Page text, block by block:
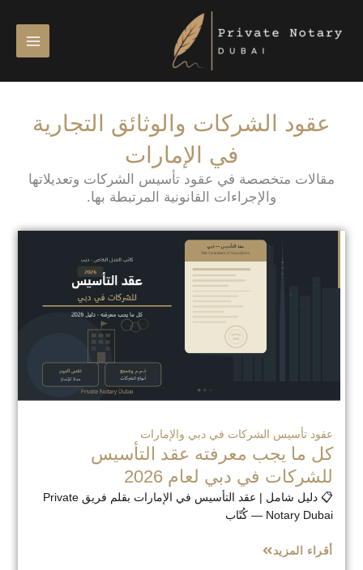
المحتوى
عقود الشركات والوثائق التجارية
في الإمارات
مقالات متخصصة في عقود تأسيس الشركات وتعديلاتها
والإجراءات القانونية المرتبطة بها.
عقود تأسيس الشركات في دبي والإمارات
كل ما يجب معرفته عقد التأسيس
للشركات في دبي لعام 2026
📋 دليل شامل | عقد التأسيس في الإمارات بقلم فريق Private
Notary Dubai — كُتّاب
أقراء المزيد